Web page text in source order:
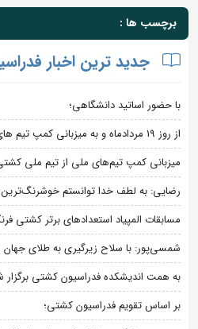
برچسب ها :
جدید ترین اخبار
با حضور اساتید دانشگاهی؛
از روز 19 مردادماه و به میزبانی کمپ تیم های ملی؛
میزبانی کمپ تیم‌های ملی از تیم ملی
رضایی: به لطف خدا توانستم
مسابقات المپیاد استعدادهای برتر کشتی
شمسی‌پور: با سلاح زیرگیری به طلای
به همت اندیشکده فدراسیون کشتی برگزار
بر اساس تقویم فدراسیون کشتی؛